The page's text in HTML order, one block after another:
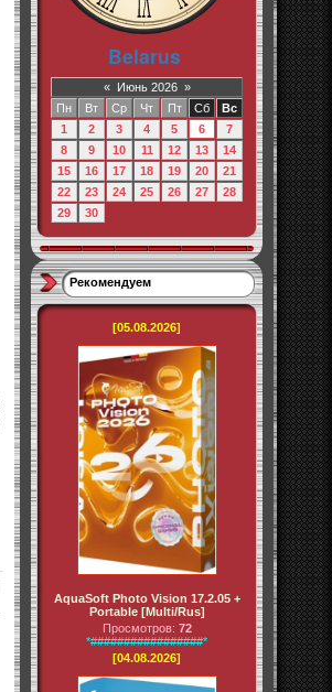
« Июнь 2026 »
Пн
Вт Ср Чт Пт Сб
Вс
1
2 3 4 5 6
7
8
9 10 11 12 13
14
15
16 17 18 19 20
21
22
23 24 25 26 27
28
29
30
Рекомендуем
[05.08.2026]
AquaSoft Photo Vision 17.2.05 +
Portable [Multi/Rus]
Просмотров: 72
*#################*
[04.08.2026]